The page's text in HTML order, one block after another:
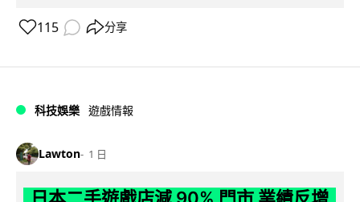
115 分享
科技娛樂 遊戲情報
Lawton 1 日
日本二手遊戲店減 90% 門市 業績反增